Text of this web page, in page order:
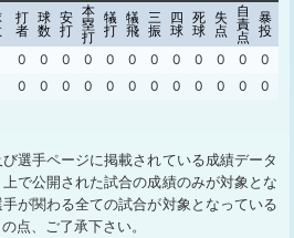
打
者
球
数
安
打
本
塁
打
犠
打
犠
飛
三
振
四
球
死
球
失
点
自
責
点
暴
投
0 0 0 0 0 0 0 0 0 0 0 0
0 0 0 0 0 0 0 0 0 0 0 0
選手ページに掲載されている成績データ
で公開された試合の成績のみが対象とな
が関わる全ての試合が対象となっている
点、ご了承下さい。